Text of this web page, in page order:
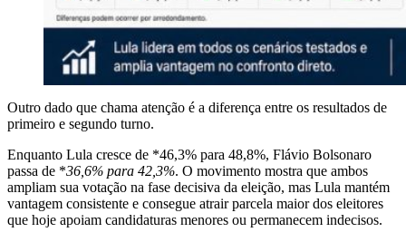
Outro dado que chama atenção é a diferença entre os resultados de
primeiro e segundo turno.
Enquanto Lula cresce de *46,3% para 48,8%, Flávio Bolsonaro
passa de *36,6% para 42,3%. O movimento mostra que ambos
ampliam sua votação na fase decisiva da eleição, mas Lula mantém
vantagem consistente e consegue atrair parcela maior dos eleitores
que hoje apoiam candidaturas menores ou permanecem indecisos.